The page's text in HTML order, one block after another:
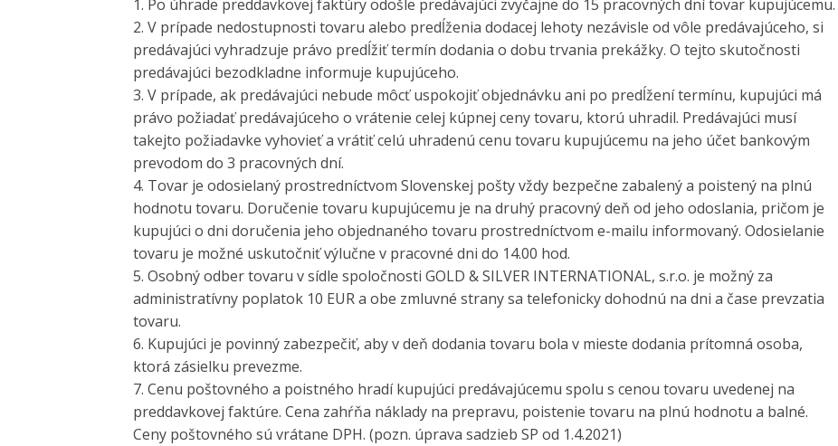
1. Po úhrade preddavkovej faktúry odošle predávajúci zvyčajne do 15 pracovných dní tovar kupujúcemu.
2. V prípade nedostupnosti tovaru alebo predĺženia dodacej lehoty nezávisle od vôle predávajúceho, si
predávajúci vyhradzuje právo predĺžiť termín dodania o dobu trvania prekážky. O tejto skutočnosti
predávajúci bezodkladne informuje kupujúceho.
3. V prípade, ak predávajúci nebude môcť uspokojiť objednávku ani po predĺžení termínu, kupujúci má
právo požiadať predávajúceho o vrátenie celej kúpnej ceny tovaru, ktorú uhradil. Predávajúci musí
takejto požiadavke vyhovieť a vrátiť celú uhradenú cenu tovaru kupujúcemu na jeho účet bankovým
prevodom do 3 pracovných dní.
4. Tovar je odosielaný prostredníctvom Slovenskej pošty vždy bezpečne zabalený a poistený na plnú
hodnotu tovaru. Doručenie tovaru kupujúcemu je na druhý pracovný deň od jeho odoslania, pričom je
kupujúci o dni doručenia jeho objednaného tovaru prostredníctvom e-mailu informovaný. Odosielanie
tovaru je možné uskutočniť výlučne v pracovné dni do 14.00 hod.
5. Osobný odber tovaru v sídle spoločnosti GOLD & SILVER INTERNATIONAL, s.r.o. je možný za
administratívny poplatok 10 EUR a obe zmluvné strany sa telefonicky dohodnú na dni a čase prevzatia
tovaru.
6. Kupujúci je povinný zabezpečiť, aby v deň dodania tovaru bola v mieste dodania prítomná osoba,
ktorá zásielku prevezme.
7. Cenu poštovného a poistného hradí kupujúci predávajúcemu spolu s cenou tovaru uvedenej na
preddavkovej faktúre. Cena zahŕňa náklady na prepravu, poistenie tovaru na plnú hodnotu a balné.
Ceny poštovného sú vrátane DPH. (pozn. úprava sadzieb SP od 1.4.2021)